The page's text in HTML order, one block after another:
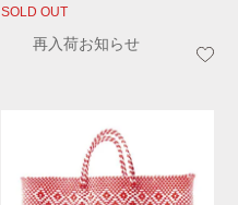
SOLD OUT
再入荷お知らせ